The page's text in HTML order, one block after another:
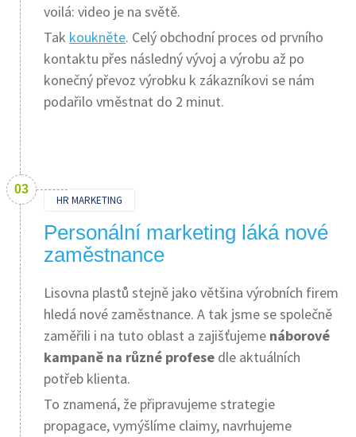
voilá: video je na světě.
Tak koukněte. Celý obchodní proces od prvního
kontaktu přes následný vývoj a výrobu až po
konečný převoz výrobku k zákazníkovi se nám
podařilo vměstnat do 2 minut.
HR MARKETING
Personální marketing láká nové
zaměstnance
Lisovna plastů stejně jako většina výrobních firem
hledá nové zaměstnance. A tak jsme se společně
zaměřili i na tuto oblast a zajišťujeme náborové
kampaně na různé profese dle aktuálních
potřeb klienta.
To znamená, že připravujeme strategie
propagace, vymýšlíme claimy, navrhujeme